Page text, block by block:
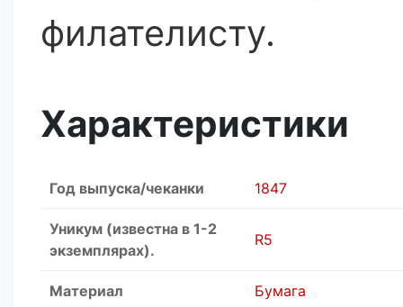
филателисту.
Характеристики
Год выпуска/чеканки 1847
Уникум (известна в 1-2
экземплярах).
R5
Материал Бумага